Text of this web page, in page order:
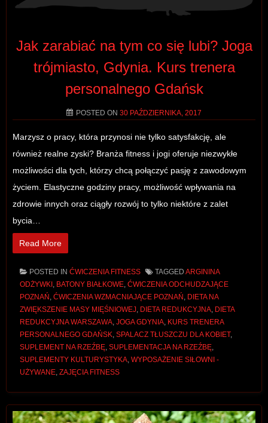
Jak zarabiać na tym co się lubi? Joga
trójmiasto, Gdynia. Kurs trenera
personalnego Gdańsk
POSTED ON 30 PAŹDZIERNIKA, 2017
Marzysz o pracy, która przynosi nie tylko satysfakcję, ale
również realne zyski? Branża fitness i jogi oferuje niezwykłe
możliwości dla tych, którzy chcą połączyć pasję z zawodowym
życiem. Elastyczne godziny pracy, możliwość wpływania na
zdrowie innych oraz ciągły rozwój to tylko niektóre z zalet
bycia…
Read More
POSTED IN ĆWICZENIA FITNESS TAGGED ARGININA
ODŻYWKI , BATONY BIAŁKOWE, ĆWICZENIA ODCHUDZAJĄCE
POZNAŃ , ĆWICZENIA WZMACNIAJĄCE POZNAŃ , DIETA NA
ZWIĘKSZENIE MASY MIĘŚNIOWEJ, DIETA REDUKCYJNA, DIETA
REDUKCYJNA WARSZAWA, JOGA GDYNIA, KURS TRENERA
PERSONALNEGO GDAŃSK, SPALACZ TŁUSZCZU DLA KOBIET,
SUPLEMENT NA RZEŹBĘ, SUPLEMENTACJA NA RZEŹBĘ,
SUPLEMENTY KULTURYSTYKA, WYPOSAŻENIE SIŁOWNI -
UŻYWANE, ZAJĘCIA FITNESS